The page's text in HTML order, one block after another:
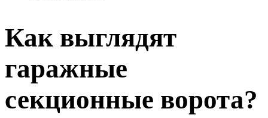
Как выглядят
гаражные
секционные ворота?